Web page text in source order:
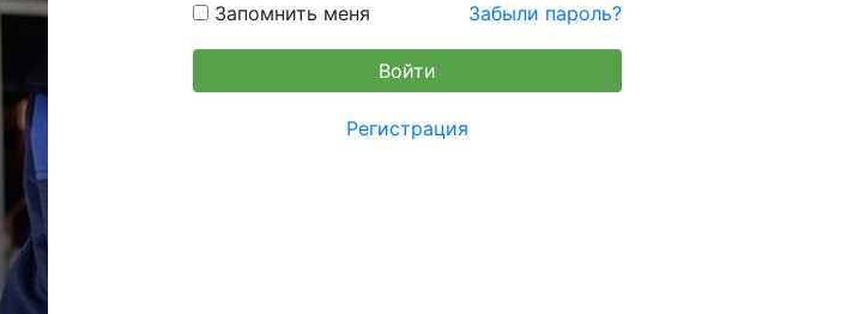
Запомнить меня Забыли пароль?
Регистрация